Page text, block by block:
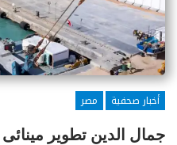
أخبار صحفية
مصر
جمال الدين تطوير